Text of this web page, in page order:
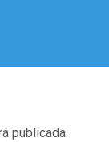
publicada.